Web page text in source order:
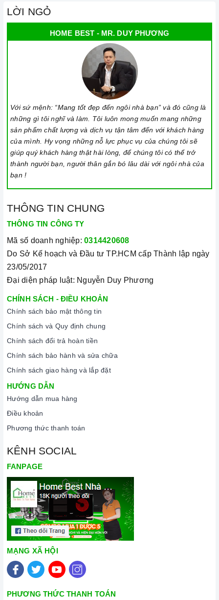
LỜI NGỎ
HOME BEST - MR. DUY PHƯƠNG
Với sứ mệnh: “Mang tốt đẹp đến ngôi nhà bạn” và đó cũng là
những gì tôi nghĩ và làm. Tôi luôn mong muốn mang những
sản phẩm chất lượng và dịch vụ tận tâm đến với khách hàng
của mình. Hy vọng những nỗ lực phục vụ của chúng tôi sẽ
giúp quý khách hàng thật hài lòng, để chúng tôi có thể trở
thành người bạn, người thân gắn bó lâu dài với ngôi nhà của
bạn !
THÔNG TIN CHUNG
THÔNG TIN CÔNG TY
Mã số doanh nghiệp: 0314420608
Do Sở Kế hoạch và Đầu tư TP.HCM cấp Thành lập ngày
23/05/2017
Đại diện pháp luật: Nguyễn Duy Phương
CHÍNH SÁCH - ĐIỀU KHOẢN
Chính sách bảo mật thông tin
Chính sách và Quy định chung
Chính sách đổi trả hoàn tiền
Chính sách bảo hành và sửa chữa
Chính sách giao hàng và lắp đặt
HƯỚNG DẪN
Hướng dẫn mua hàng
Điều khoản
Phương thức thanh toán
KÊNH SOCIAL
FANPAGE
MẠNG XÃ HỘI
PHƯƠNG THỨC THANH TOÁN